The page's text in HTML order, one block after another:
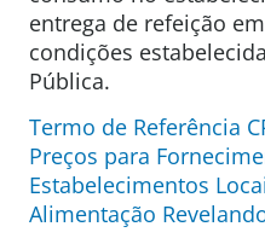
entrega de refeição
condições
Pública.
Termo de Referência
Preços para
Estabelecimentos
Alimentação